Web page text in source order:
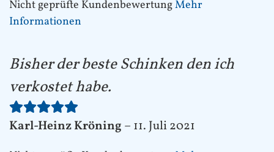
Nicht geprüfte KundenbewertungMehr
Informationen
Bisher der beste Schinken den ich
verkostet habe.
Karl-Heinz Kröning – 11. Juli 2021